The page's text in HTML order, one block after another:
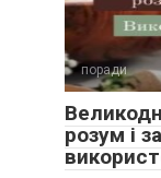
поради
розум і